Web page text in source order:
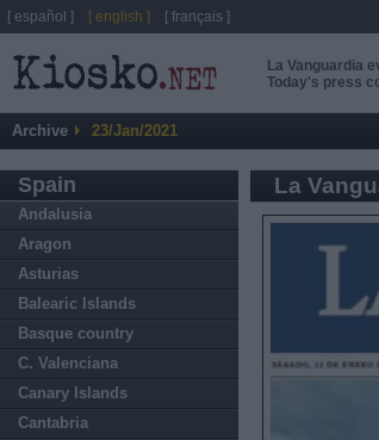
La Vanguardia
Today's press
Archive 23/Jan/2021
Spain
Andalusia
Aragon
Asturias
Balearic Islands
Basque country
C. Valenciana
Canary Islands
Cantabria
La
[ español ] [ english ] [ français ]